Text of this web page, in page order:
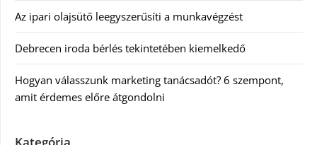
Az ipari olajsütő leegyszerűsíti a munkavégzést
Debrecen iroda bérlés tekintetében kiemelkedő
Hogyan válasszunk marketing tanácsadót? 6 szempont,
amit érdemes előre átgondolni